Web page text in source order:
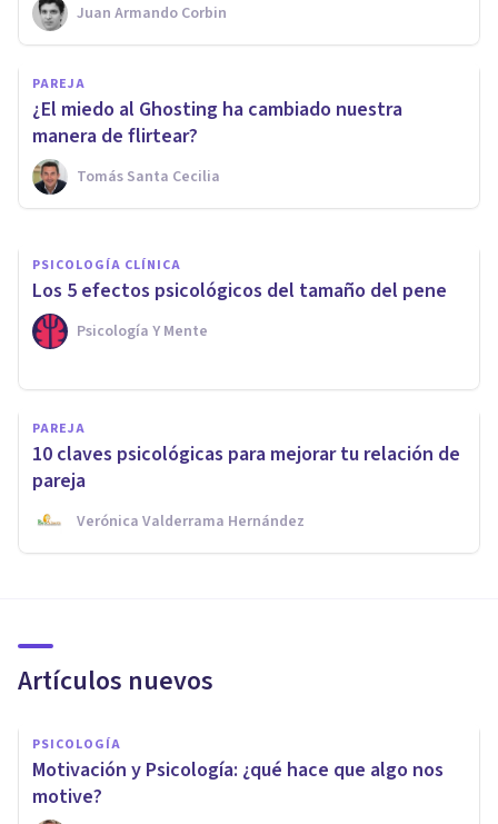
Juan Armando Corbin
PAREJA
¿El miedo al Ghosting ha cambiado nuestra
manera de flirtear?
Tomás Santa Cecilia
PAREJA
Miedo al compromiso:
personas que temen al amor
formal
Arturo Torres
PSICOLOGÍA CLÍNICA
Los 5 efectos psicológicos del tamaño del pene
Psicología Y Mente
PAREJA
10 claves psicológicas para mejorar tu relación de
pareja
Verónica Valderrama Hernández
Artículos nuevos
PSICOLOGÍA
Motivación y Psicología: ¿qué hace que algo nos
motive?